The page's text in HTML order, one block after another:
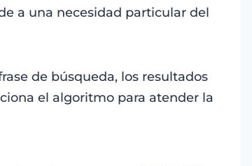
a una necesidad particular del
de búsqueda, los resultados
el algoritmo para atender la